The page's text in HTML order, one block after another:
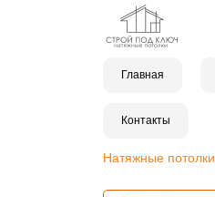
Главная
Контакты
Натяжные потолки